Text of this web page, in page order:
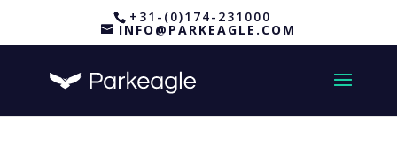
+31-(0)174-231000
INFO@PARKEAGLE.COM